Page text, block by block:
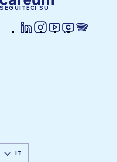
SEGUITECI SU
IT